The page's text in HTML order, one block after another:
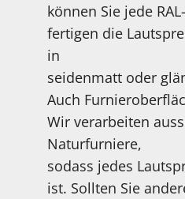
können Sie jede
fertigen die
in
seidenmatt oder
Auch
Wir verarbeiten
Naturfurniere,
sodass jedes
ist. Sollten Sie